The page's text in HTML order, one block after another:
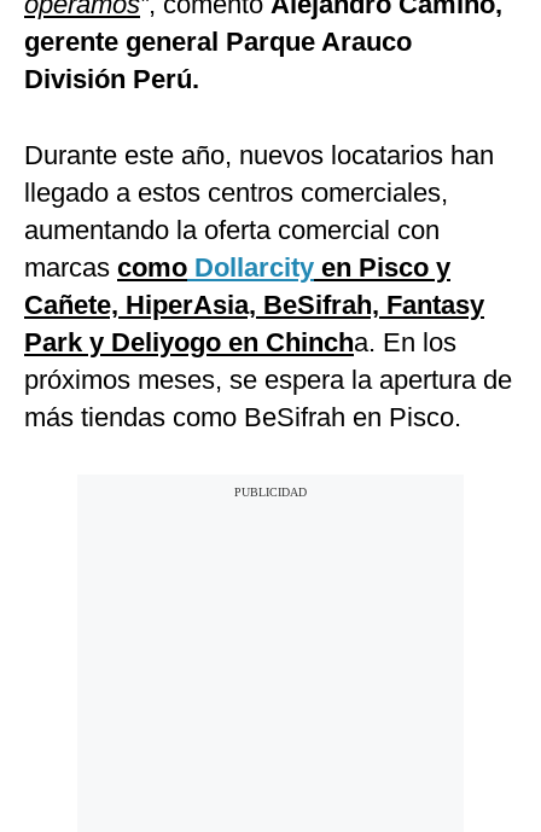
gerente general Parque Arauco
División Perú.
Durante este año, nuevos locatarios han
llegado a estos centros comerciales,
aumentando la oferta comercial con
marcas como Dollarcity en Pisco y
Cañete, HiperAsia, BeSifrah, Fantasy
Park y Deliyogo en Chincha. En los
próximos meses, se espera la apertura de
más tiendas como BeSifrah en Pisco.